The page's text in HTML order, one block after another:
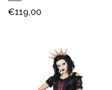
€119,00